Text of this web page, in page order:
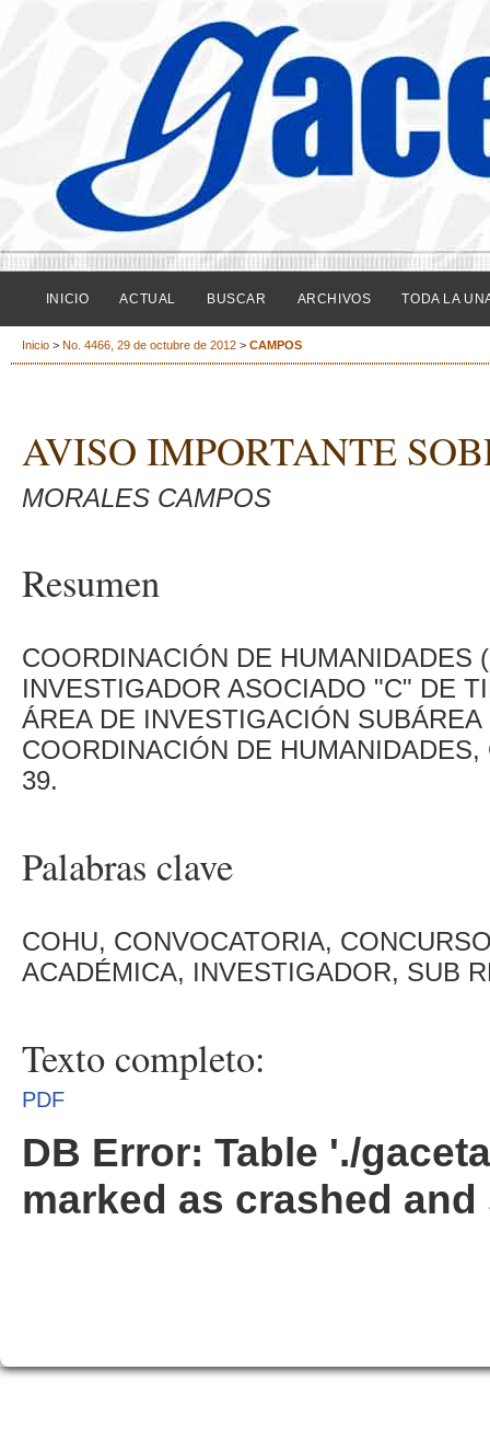
INICIO ACTUAL BUSCAR ARCHIVOS TODA LA
Inicio > No. 4466, 29 de octubre de 2012 > CAMPOS
AVISO IMPORTANTE
MORALES CAMPOS
Resumen
COORDINACIÓN DE HUMANIDADES
INVESTIGADOR ASOCIADO "C" DE
ÁREA DE INVESTIGACIÓN
COORDINACIÓN DE
39.
Palabras clave
COHU, CONVOCATORIA,
ACADÉMICA, INVESTIGADOR, SUB
Texto completo:
PDF
DB Error: Table './
marked as crashed